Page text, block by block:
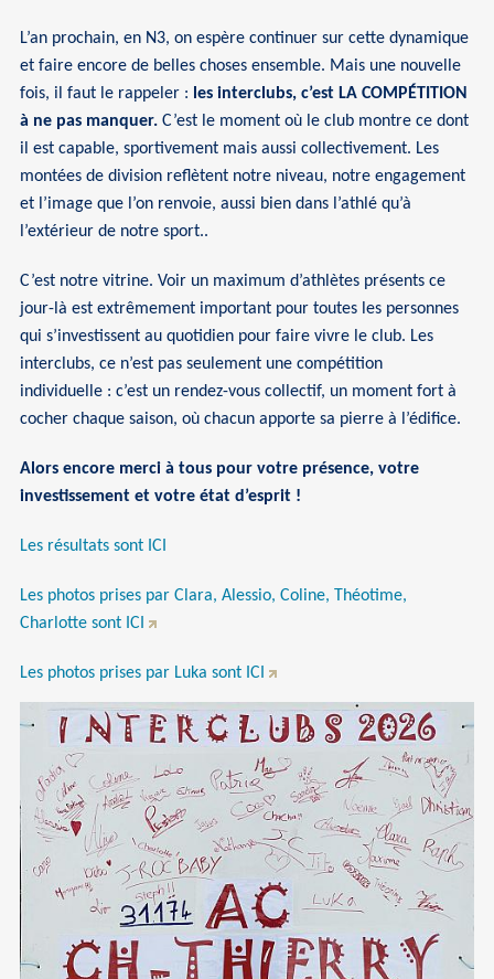
L’an prochain, en N3, on espère continuer sur cette dynamique
et faire encore de belles choses ensemble. Mais une nouvelle
fois, il faut le rappeler : les interclubs, c’est LA COMPÉTITION
à ne pas manquer. C’est le moment où le club montre ce dont
il est capable, sportivement mais aussi collectivement. Les
montées de division reflètent notre niveau, notre engagement
et l’image que l’on renvoie, aussi bien dans l’athlé qu’à
l’extérieur de notre sport..
C’est notre vitrine. Voir un maximum d’athlètes présents ce
jour-là est extrêmement important pour toutes les personnes
qui s’investissent au quotidien pour faire vivre le club. Les
interclubs, ce n’est pas seulement une compétition
individuelle : c’est un rendez-vous collectif, un moment fort à
cocher chaque saison, où chacun apporte sa pierre à l’édifice.
Alors encore merci à tous pour votre présence, votre
investissement et votre état d’esprit !
Les résultats sont ICI
Les photos prises par Clara, Alessio, Coline, Théotime,
Charlotte sont ICI
Les photos prises par Luka sont ICI